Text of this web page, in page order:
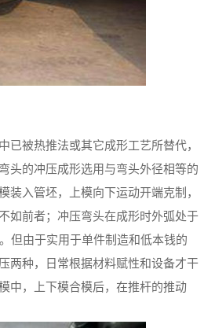
被热推法或其它成形工艺所替代，
头的冲压成形选用与弯头外径相等的
入管坯，上模向下运动开端克制，
如前者；冲压弯头在成形时外弧处于
但由于实用于单件制造和低本钱的
两种，日常根据材料赋性和设备才干
中，上下模合模后，在推杆的推动